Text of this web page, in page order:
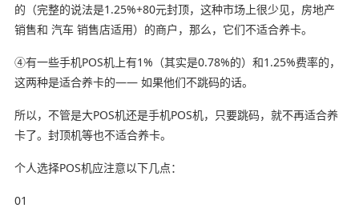
的（完整的说法是1.25%+80元封顶，这种市场上很少见，房地产
销售和 汽车 销售店适用）的商户，那么，它们不适合养卡。
④有一些手机POS机上有1%（其实是0.78%的）和1.25%费率的，
这两种是适合养卡的—— 如果他们不跳码的话。
所以，不管是大POS机还是手机POS机，只要跳码，就不再适合养
卡了。封顶机等也不适合养卡。
个人选择POS机应注意以下几点：
01